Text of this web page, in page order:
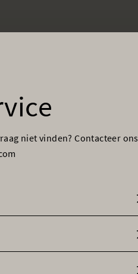
niet vinden? Contacteer ons